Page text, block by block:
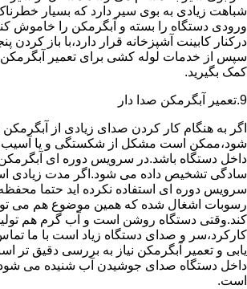
شباهت زیادی به بوی سیر دارد که بسیار
ورودی دستگاه را بسته و آبگرمکن را خاموش
درکنار کابینت آشپزخانه قرار دارد،با باز کردن
سپس از خدمات لوله کشی برای تعمیر
کمک بگیرید.
9.تعمیر آبگرمکن صدا دار
اگر به هنگام کار کردن صدای زیادی از
شود،ممکن است مشکل از شکستگی و یا آسیب
داخل دستگاه باشد.در سرویس دوره ای آبگرمکن
سادگی تشخیص داده می شود.اگر مدت زیادی
سرویس دوره ای استفاده نکرده اید حتما
رسوبات اشغال شده که همین موضوع هم می
کند.وقتی دستگاه روشن است و آب گرم هم
کارکرد،سر و صدای دستگاه زیاد است با ما
یابی و تعمیر آبگرمکن نیاز به بررسی دقیق
داخل دستگاه صدای جوشیدن آب شنیده می
است.